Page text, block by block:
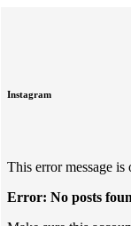
Instagram
This error message
Error: No posts